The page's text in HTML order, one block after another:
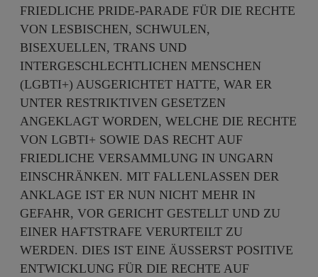
RIEDLICHE PRIDE-PARADE FÜR DIE RECHTE V
ON LESBISCHEN, SCHWULEN, B
ISEXUELLEN, TRANS UND I
NTERGESCHLECHTLICHEN MENSCHEN (
LGBTI+) AUSGERICHTET HATTE, WAR ER U
NTER RESTRIKTIVEN GESETZEN A
NGEKLAGT WORDEN, WELCHE DIE RECHTE V
ON LGBTI+ SOWIE DAS RECHT AUF F
RIEDLICHE VERSAMMLUNG IN UNGARN E
INSCHRÄNKEN. MIT FALLENLASSEN DER A
NKLAGE IST ER NUN NICHT MEHR IN G
EFAHR, VOR GERICHT GESTELLT UND ZU E
INER HAFTSTRAFE VERURTEILT ZU W
ERDEN. DIES IST EINE ÄUSSERST POSITIVE EN
TWICKLUNG FÜR DIE RECHTE AUF ME